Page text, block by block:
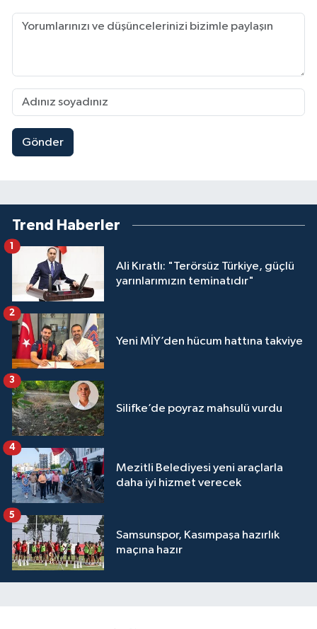
Gönder
Trend Haberler
Ali Kıratlı: "Terörsüz Türkiye, güçlü
yarınlarımızın teminatıdır"
1
Yeni MİY’den hücum hattına takviye
2
Silifke’de poyraz mahsulü vurdu
3
Mezitli Belediyesi yeni araçlarla
daha iyi hizmet verecek
4
Samsunspor, Kasımpaşa hazırlık
maçına hazır
5